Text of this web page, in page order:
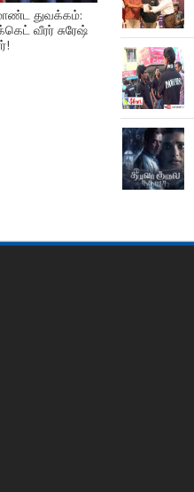
துவக்கம்:
வீரர் சுரேஷ்